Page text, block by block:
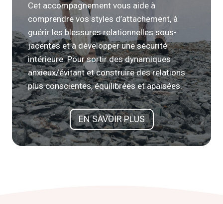
Cet accompagnement vous aide à
comprendre vos styles d’attachement, à
guérir les blessures relationnelles sous-
jacentes et à développer une sécurité
intérieure. Pour sortir des dynamiques
anxieux/évitant et construire des relations
plus conscientes, équilibrées et apaisées.
EN SAVOIR PLUS